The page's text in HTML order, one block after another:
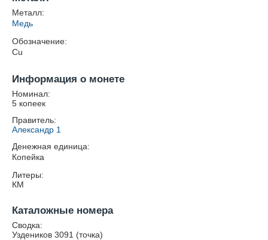
Металл:
Медь
Обозначение:
Cu
Информация о монете
Номинал:
5 копеек
Правитель:
Александр 1
Денежная единица:
Копейка
Литеры:
КМ
Каталожные номера
Сводка:
Уздеников 3091 (точка)